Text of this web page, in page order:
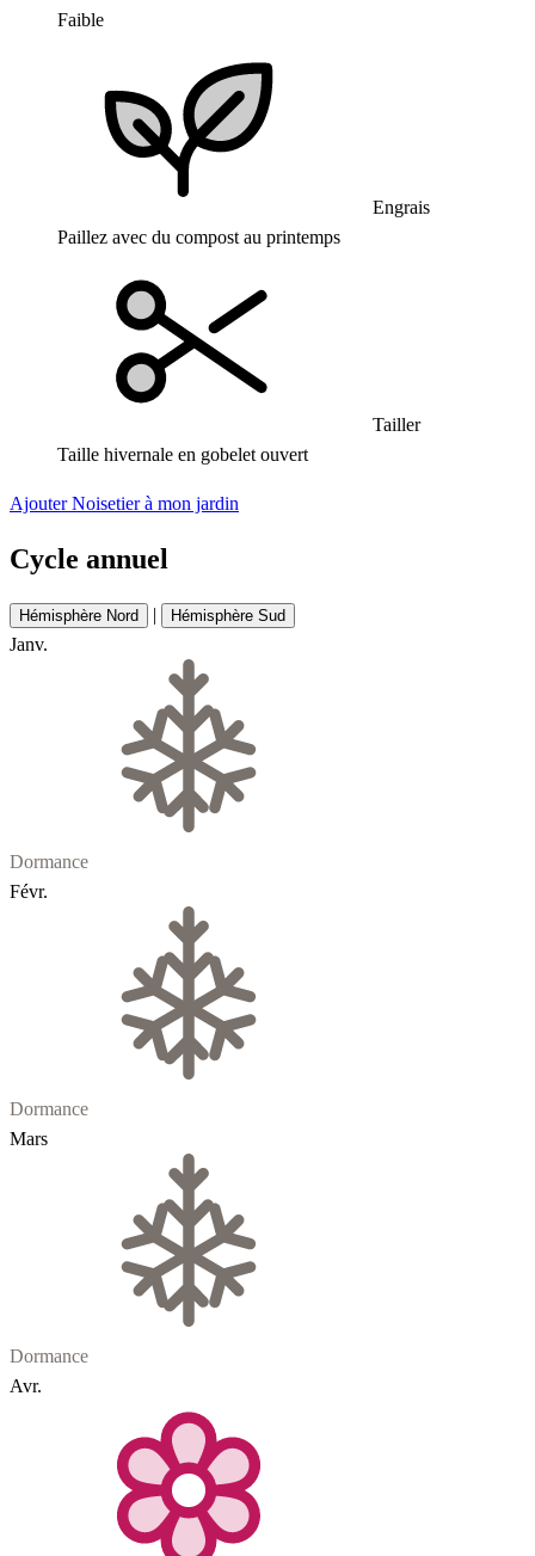
Faible
Engrais
Paillez avec du compost au printemps
Tailler
Taille hivernale en gobelet ouvert
Ajouter Noisetier à mon jardin
Cycle annuel
Hémisphère Nord | Hémisphère Sud
Janv.
Dormance
Févr.
Dormance
Mars
Dormance
Avr.